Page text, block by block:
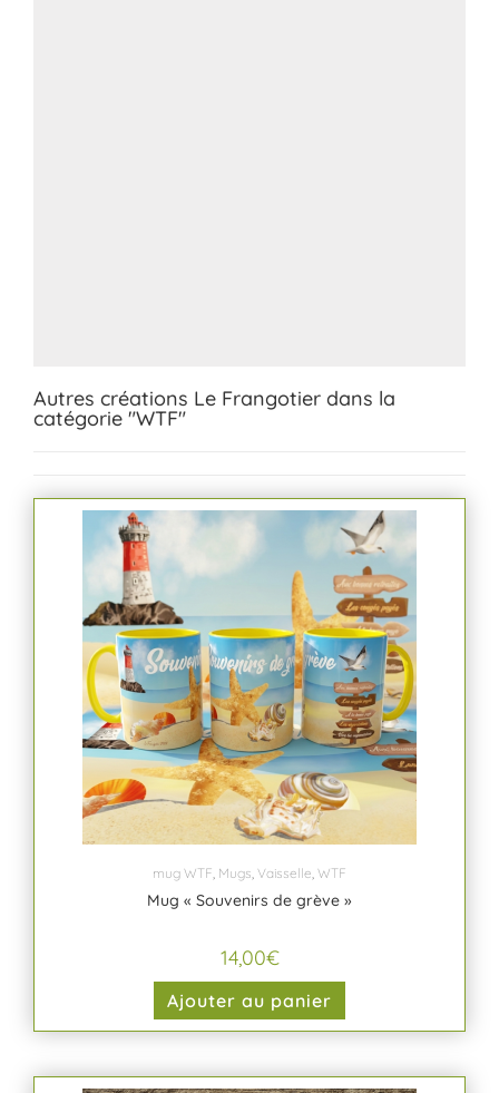
Autres créations Le Frangotier dans la
catégorie "WTF"
mug WTF, Mugs, Vaisselle, WTF
Mug « Souvenirs de grève »
14,00€
Ajouter au panier